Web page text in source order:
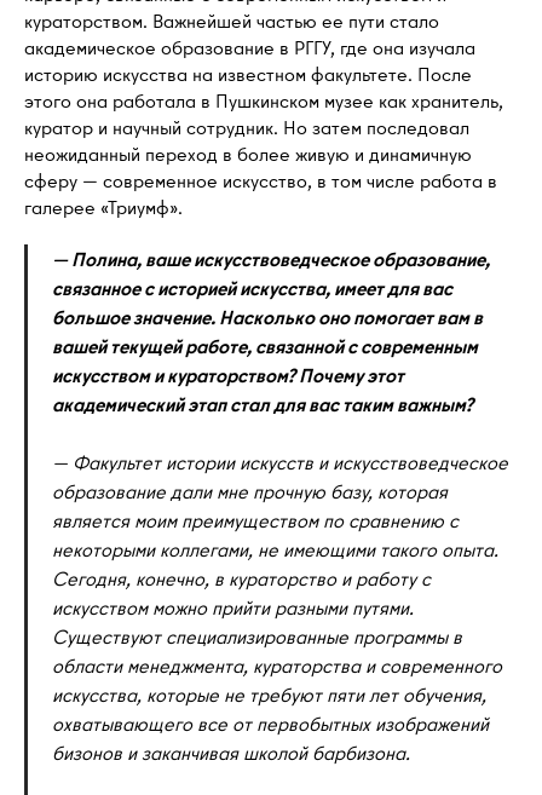
кураторством. Важнейшей частью ее пути стало
академическое образование в РГГУ, где она изучала
историю искусства на известном факультете. После
этого она работала в Пушкинском музее как хранитель,
куратор и научный сотрудник. Но затем последовал
неожиданный переход в более живую и динамичную
сферу — современное искусство, в том числе работа в
галерее «Триумф».
— Полина, ваше искусствоведческое образование,
связанное с историей искусства, имеет для вас
большое значение. Насколько оно помогает вам в
вашей текущей работе, связанной с современным
искусством и кураторством? Почему этот
академический этап стал для вас таким важным?
— Факультет истории искусств и искусствоведческое
образование дали мне прочную базу, которая
является моим преимуществом по сравнению с
некоторыми коллегами, не имеющими такого опыта.
Сегодня, конечно, в кураторство и работу с
искусством можно прийти разными путями.
Существуют специализированные программы в
области менеджмента, кураторства и современного
искусства, которые не требуют пяти лет обучения,
охватывающего все от первобытных изображений
бизонов и заканчивая школой барбизона.